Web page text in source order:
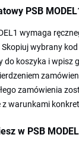
PSB
wymaga
wybrany
koszyka i wpisz
zamówienia
warunkami
w PSB